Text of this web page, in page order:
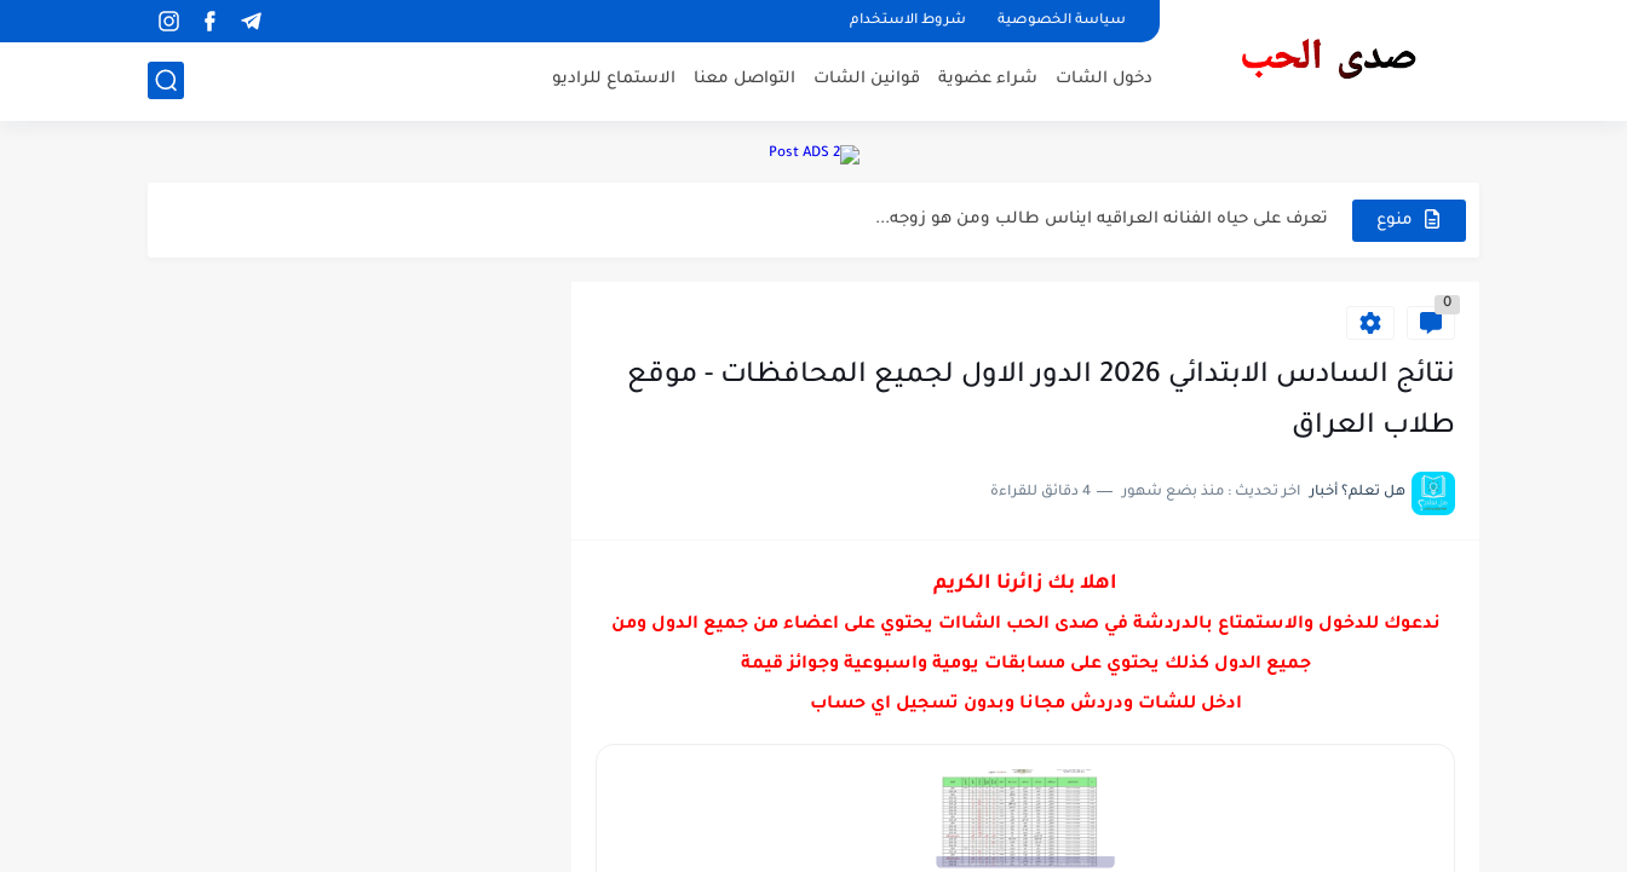
سياسة الخصوصية شروط الاستخدام
دخول الشات شراء عضوية قوانين الشات التواصل معنا الاستماع للراديو
منوع تعرف على حياه الفنانه العراقيه ايناس طالب ومن هو زوجه...
تعرف على اسباب انفصال الفنانه الاء حسين عن زوجها وكيفيه...
اعراض تدل على مرض السرطان المعده
0
نتائج السادس الابتدائي 2026 الدور الاول لجميع المحافظات - موقع
طلاب العراق
هل تعلم؟ أخبار اخر تحديث : منذ بضع شهور 4 دقائق للقراءة
اهلا بك زائرنا الكريم
ندعوك للدخول والاستمتاع بالدردشة في صدى الحب الشاات يحتوي على اعضاء من جميع الدول ومن
جميع الدول كذلك يحتوي على مسابقات يومية واسبوعية وجوائز قيمة
ادخل للشات ودردش مجانا وبدون تسجيل اي حساب